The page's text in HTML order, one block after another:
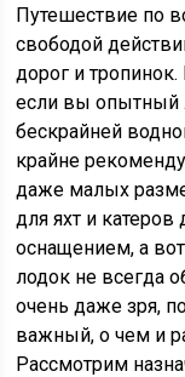
Путешествие по
свободой
дорог и
если вы опытный
бескрайней
крайне
даже малых
для яхт и
оснащением, а
лодок не всегда
очень даже зря,
важный, о чем и
Рассмотрим